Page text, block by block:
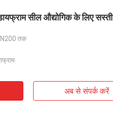
सील औद्योगिक के लिए सस्ती
तक
अब से संपर्क करें